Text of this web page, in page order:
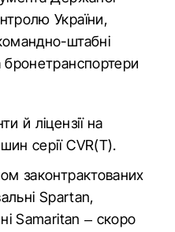
України,
штабні
й ліцензії на
серії CVR(T).
законтрактованих
Spartan,
Samaritan – скоро